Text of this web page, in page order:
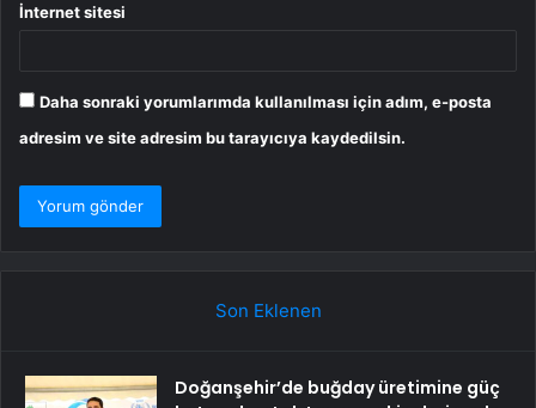
İnternet sitesi
Daha sonraki yorumlarımda kullanılması için adım, e-posta
adresim ve site adresim bu tarayıcıya kaydedilsin.
Son Eklenen
Doğanşehir’de buğday üretimine güç